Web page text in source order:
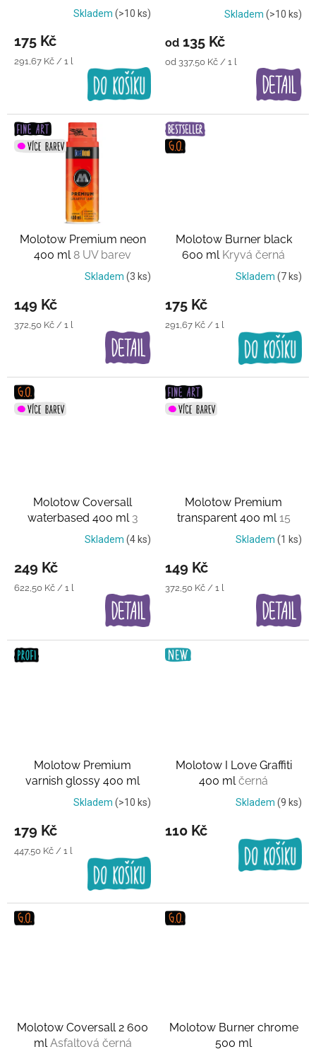
ů
Skladem (>10 ks)
175 Kč
Měrná
291,67 Kč / 1 l
Skladem (>10 ks)
od 135 Kč
Měrná
od 337,50 Kč / 1 l
Molotow Premium neon
400 ml 8 UV barev
Skladem (3 ks)
149 Kč
Měrná
372,50 Kč / 1 l
Molotow Burner black
600 ml Kryvá černá
Skladem (7 ks)
175 Kč
Měrná
291,67 Kč / 1 l
Molotow Coversall
waterbased 400 ml 3
barvySkladem (4 ks)
249 Kč
Měrná
622,50 Kč / 1 l
Molotow Premium
transparent 400 ml 15
průhledných barev
Skladem (1 ks)
149 Kč
Měrná
372,50 Kč / 1 l
Molotow Premium
varnish glossy 400 ml
Transparentní lak
Skladem (>10 ks)
179 Kč
Měrná
447,50 Kč / 1 l
Molotow I Love Graffiti
400 ml černá
Skladem (9 ks)
110 Kč
Molotow Coversall 2 600
mlAsfaltová černá
Molotow Burner chrome
500 ml